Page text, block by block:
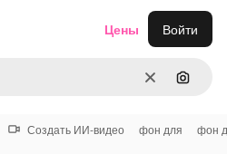
ОчиститьПоиск
Цены Войти
Создать ИИ-видео фон для фон